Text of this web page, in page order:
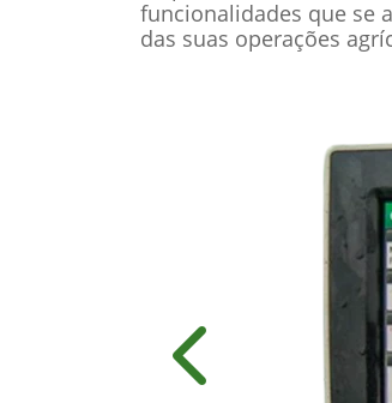
funcionalidades que se
das suas operações
Anterior